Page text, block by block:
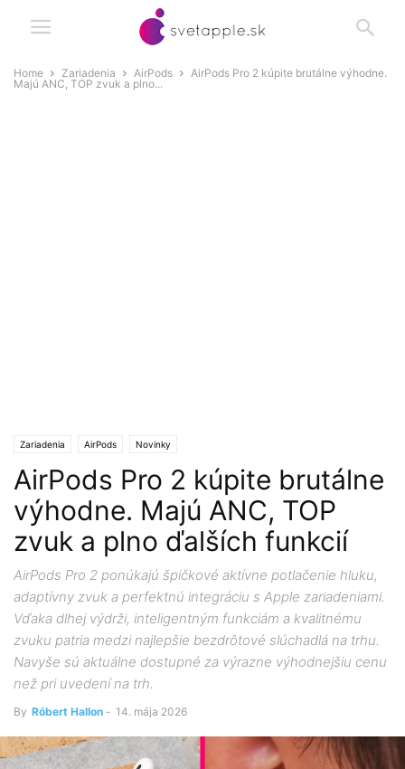
Home Zariadenia AirPods
AirPods Pro 2 kúpite brutálne výhodne.
Majú ANC, TOP zvuk a plno...
Zariadenia AirPods Novinky
AirPods Pro 2 kúpite brutálne
výhodne. Majú ANC, TOP
zvuk a plno ďalších funkcií
AirPods Pro 2 ponúkajú špičkové aktívne potlačenie hluku,
adaptívny zvuk a perfektnú integráciu s Apple zariadeniami.
Vďaka dlhej výdrži, inteligentným funkciám a kvalitnému
zvuku patria medzi najlepšie bezdrôtové slúchadlá na trhu.
Navyše sú aktuálne dostupné za výrazne výhodnejšiu cenu
než pri uvedení na trh.
By Róbert Hallon - 14. mája 2026